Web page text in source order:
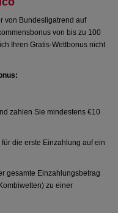
von Bundesligatrend auf
von bis zu 100
Ihren Gratis-Wettbonus nicht
zahlen Sie mindestens €10
die erste Einzahlung auf ein
gesamte Einzahlungsbetrag
zu einer